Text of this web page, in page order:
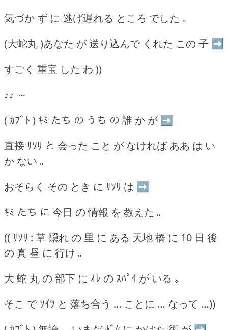
気づか ず に 逃げ遅れる ところ でした ｡
(大蛇丸 )あなた が 送り込んで くれた この 子 ➡
すごく 重宝 した わ ))
♪♪ ～
( ｶﾌﾞﾄ ) ｷﾐ たち の うち の 誰 か が ➡
直接 ｻｿﾘ と 会った こと が なければ ああ は い
か ない ｡
おそらく その とき に ｻｿﾘ は ➡
ｷﾐ たち に 今日 の 情報 を 教えた ｡
(( ｻｿﾘ : 草 隠れ の 里 に ある 天地 橋 に 10 日 後
の 真 昼 に 行け ｡
大 蛇 丸 の 部下 に ｵﾚ の ｽﾊﾟｲ が いる ｡
そこ で ｿｲﾂ と 落ち合う … ことに … なって …))